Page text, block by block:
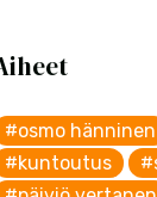
#osmo hänninen
#kuntoutus